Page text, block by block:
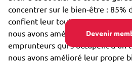
Devenir
concentrer sur le bien-être : 85%
confient leur toutou par
nous avons amélioré son bien-
emprunteurs qui s'occupent d'un
nous avons amélioré leur propre